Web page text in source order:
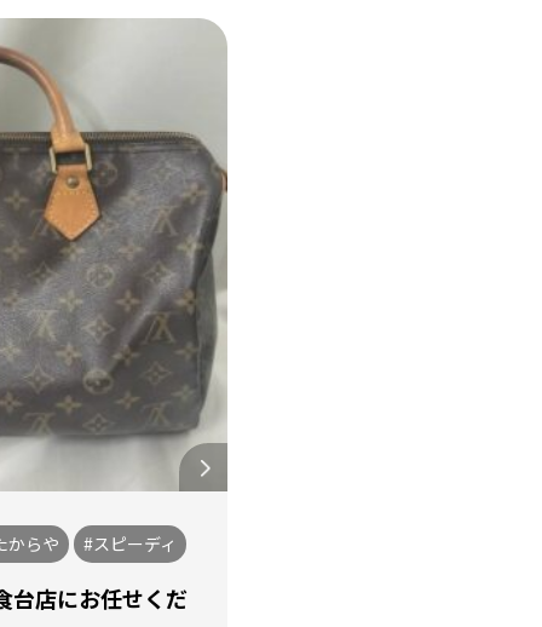
からや #スピーディ
台店にお任せくだ